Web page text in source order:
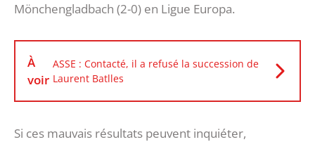
Mönchengladbach (2-0) en Ligue Europa.
À
voir
ASSE : Contacté, il a refusé la succession de
Laurent Batlles
Si ces mauvais résultats peuvent inquiéter,